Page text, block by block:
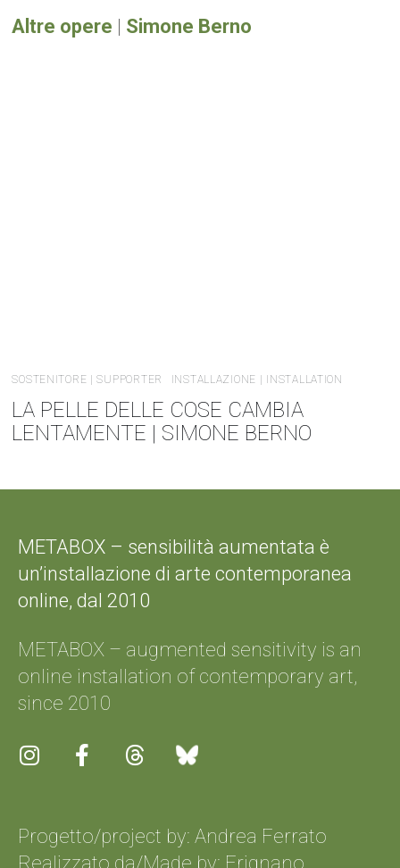
Altre opere | Simone Berno
SOSTENITORE | SUPPORTER INSTALLAZIONE | INSTALLATION
LA PELLE DELLE COSE CAMBIA
LENTAMENTE | SIMONE BERNO
METABOX – sensibilità aumentata è
un’installazione di arte contemporanea
online, dal 2010
METABOX – augmented sensitivity is an
online installation of contemporary art,
since 2010
Progetto/project by: Andrea Ferrato
Realizzato da/Made by: Frignano